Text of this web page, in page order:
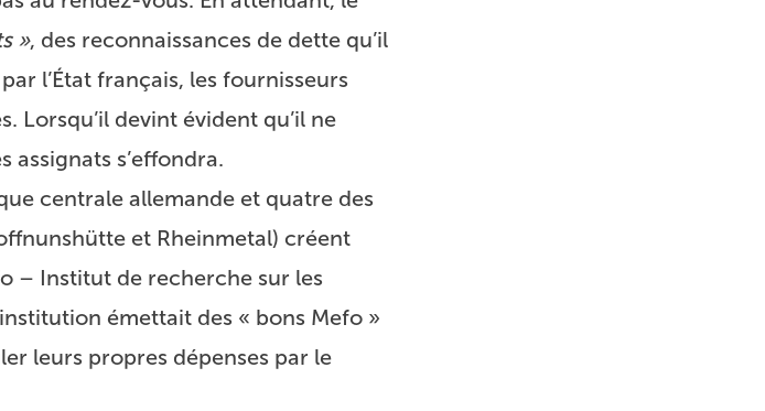
», des reconnaissances de dette qu’il
l’État français, les fournisseurs
Lorsqu’il devint évident qu’il ne
assignats s’effondra.
centrale allemande et quatre des
et Rheinmetal) créent
– Institut de recherche sur les
émettait des « bons Mefo »
leurs propres dépenses par le